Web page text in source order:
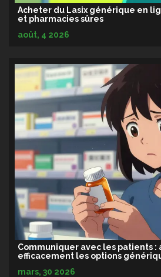
Acheter du Lasix générique en
et pharmacies sûres
août, 4 2026
Communiquer avec les patients :
efficacement les options
mars, 30 2026